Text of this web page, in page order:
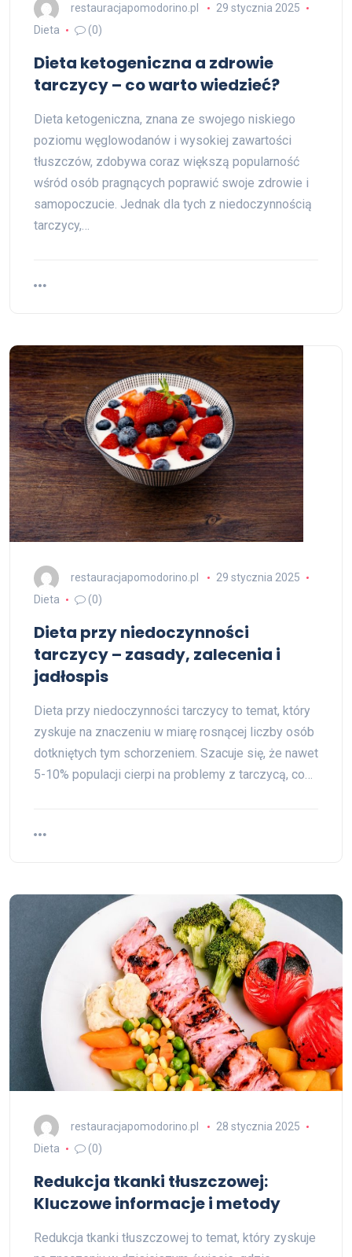
restauracjapomodorino.pl
29 stycznia 2025
Dieta
(0)
Dieta ketogeniczna a zdrowie
tarczycy – co warto wiedzieć?
Dieta ketogeniczna, znana ze swojego niskiego
poziomu węglowodanów i wysokiej zawartości
tłuszczów, zdobywa coraz większą popularność
wśród osób pragnących poprawić swoje zdrowie i
samopoczucie. Jednak dla tych z niedoczynnością
tarczycy,…
restauracjapomodorino.pl
29 stycznia 2025
Dieta
(0)
Dieta przy niedoczynności
tarczycy – zasady, zalecenia i
jadłospis
Dieta przy niedoczynności tarczycy to temat, który
zyskuje na znaczeniu w miarę rosnącej liczby osób
dotkniętych tym schorzeniem. Szacuje się, że nawet
5-10% populacji cierpi na problemy z tarczycą, co…
restauracjapomodorino.pl
28 stycznia 2025
Dieta
(0)
Redukcja tkanki tłuszczowej:
Kluczowe informacje i metody
Redukcja tkanki tłuszczowej to temat, który zyskuje